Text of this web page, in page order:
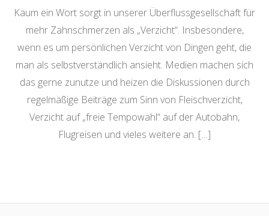
Kaum ein Wort sorgt in unserer Überflussgesellschaft für
mehr Zahnschmerzen als „Verzicht“. Insbesondere,
wenn es um persönlichen Verzicht von Dingen geht, die
man als selbstverständlich ansieht. Medien machen sich
das gerne zunutze und heizen die Diskussionen durch
regelmäßige Beiträge zum Sinn von Fleischverzicht,
Verzicht auf „freie Tempowahl“ auf der Autobahn,
Flugreisen und vieles weitere an. […]